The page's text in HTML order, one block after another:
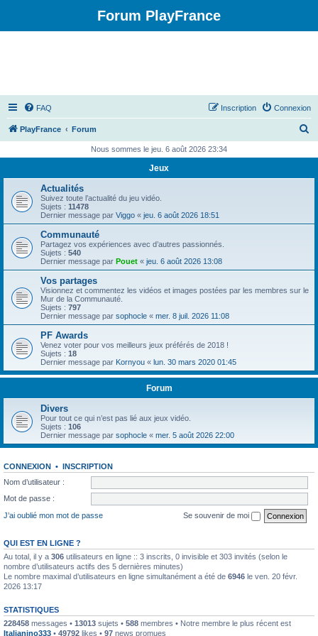
Forum PlayFrance
FAQ Connexion
Inscription
PlayFrance Forum
h
Nous sommes le jeu. 6 août 2026 23:34
Jeux
Actualités
Suivez toute l’actualité du jeu vidéo.
Sujets : 11478
Dernier message par Viggo « jeu. 6 août 2026 18:51
Communauté
Partagez vos expériences avec d’autres passionnés.
Sujets : 540
Dernier message par Pouet « jeu. 6 août 2026 13:08
Vos partages
Visionnez et commentez les vidéos et images postées par les membres sur le
Mur de la Communauté.
Sujets : 797
Dernier message par sophocle « mer. 8 juil. 2026 11:08
PF Awards
Venez voter pour vos meilleurs jeux préférés de 2018 !
Sujets : 18
Dernier message par Kornyou « lun. 30 mars 2020 01:45
Forum
Divers
Pour tout ce qui n’est pas lié aux jeux vidéo.
Sujets : 106
Dernier message par sophocle « mer. 5 août 2026 22:00
CONNEXION • INSCRIPTION
Nom d’utilisateur :
Mot de passe :
J’ai oublié mon mot de passe
Se souvenir de moi
QUI EST EN LIGNE ?
Au total, il y a 306 utilisateurs en ligne :: 3 inscrits, 0 invisible et 303 invités (selon le
nombre d’utilisateurs actifs des 5 dernières minutes)
Le nombre maximal d’utilisateurs en ligne simultanément a été de 6946 le ven. 20 févr.
2026 13:17
STATISTIQUES
228458 messages • 13013 sujets • 588 membres • Notre membre le plus récent est
Italianino333 • 49792 likes • 97 news promues